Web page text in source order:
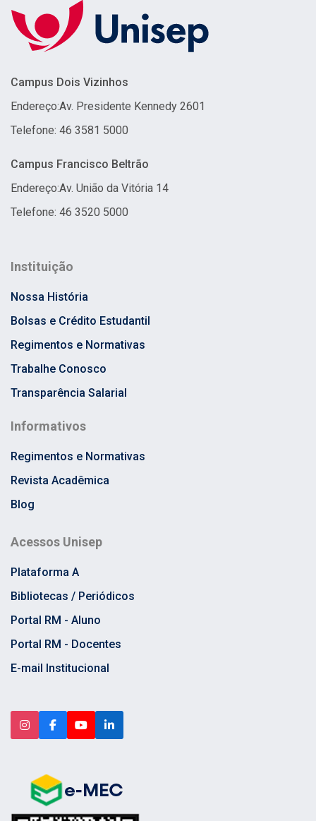
Campus Dois Vizinhos
Endereço:Av. Presidente Kennedy 2601
Telefone: 46 3581 5000
Campus Francisco Beltrão
Endereço:Av. União da Vitória 14
Telefone: 46 3520 5000
Instituição
Nossa História
Bolsas e Crédito Estudantil
Regimentos e Normativas
Trabalhe Conosco
Transparência Salarial
Informativos
Regimentos e Normativas
Revista Acadêmica
Blog
Acessos Unisep
Plataforma A
Bibliotecas / Periódicos
Portal RM - Aluno
Portal RM - Docentes
E-mail Institucional